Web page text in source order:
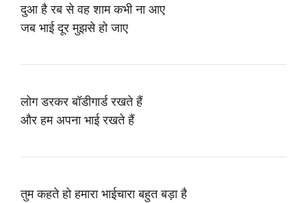
दुआ है रब से वह शाम कभी ना आए
जब भाई दूर मुझसे हो जाए
लोग डरकर बॉडीगार्ड रखते हैं
और हम अपना भाई रखते हैं
तुम कहते हो हमारा भाईचारा बहुत बड़ा है